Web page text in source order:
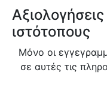
ιστότοπους
Μόνο οι
σε αυτές τις